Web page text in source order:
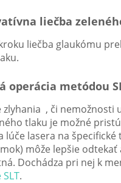
liečba
liečba glaukómu
operácia metódou
zlyhania , či nemožnosti
tlaku je možné
lúče lasera na
môže lepšie
Dochádza pri nej k
.